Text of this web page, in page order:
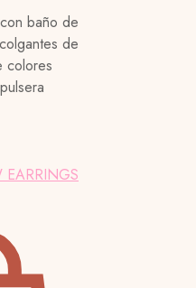
baño de
de
colores